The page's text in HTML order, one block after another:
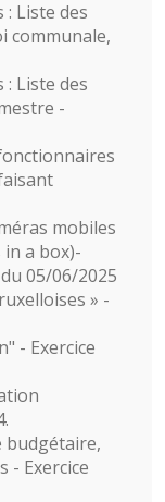
Liste des
communale,
Liste des
-
mobiles
a box)-
05/06/2025
» -
- Exercice
budgétaire,
- Exercice